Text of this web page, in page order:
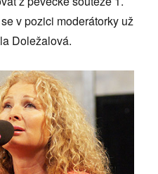
v pozici moderátorky už
Doležalová.